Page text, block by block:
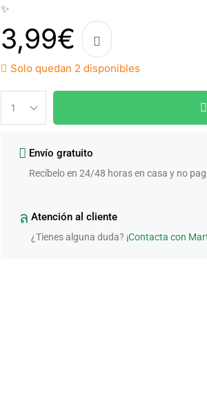
✨
3,99€
Solo quedan 2 disponibles
Envío gratuito
Recíbelo en 24/48 horas en casa y no
Atención al cliente
¿Tienes alguna duda? ¡Contacta con